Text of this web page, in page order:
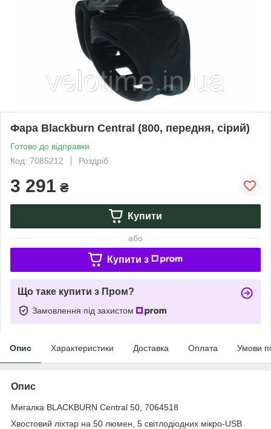
Фара Blackburn Central (800, передня, сірий)
Готово до відправки
Код: 7085212
Роздріб
3 291 ₴
Купити
або
Купити з
Що таке купити з Пром?
Замовлення під захистом
Опис Характеристики Доставка Оплата Умови
Опис
Мигалка BLACKBURN Central 50, 7064518
Хвостовий ліхтар на 50 люмен, 5 світлодіодних мікро-USB